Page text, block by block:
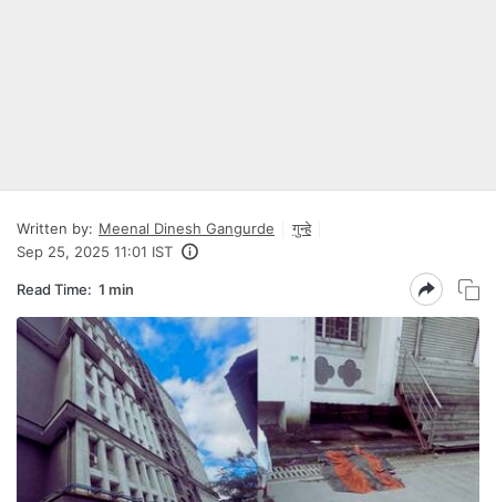
Written by: Meenal Dinesh Gangurde
गुन्हे
Sep 25, 2025 11:01 IST
Read Time: 1 min